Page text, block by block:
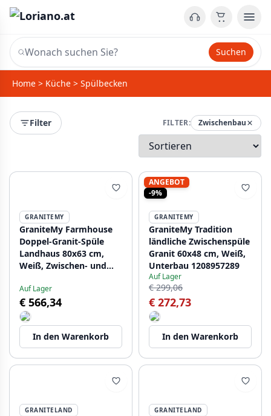
Suchen
Home > Küche > Spülbecken
Filter FILTER: Zwischenbau
GRANITEMY
GraniteMy Farmhouse
Doppel-Granit-Spüle
Landhaus 80x63 cm,
Weiß, Zwischen- und
Auf Lager
€ 566,34
In den Warenkorb
ANGEBOT
-9%
GRANITEMY
GraniteMy Tradition
ländliche Zwischenspüle
Granit 60x48 cm, Weiß,
Unterbau 1208957289
Auf Lager
€ 299,06
€ 272,73
In den Warenkorb
GRANITELAND GRANITELAND